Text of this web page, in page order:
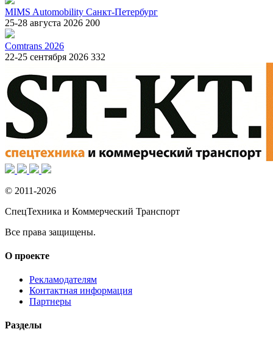
MIMS Automobility Санкт-Петербург
25-28 августа 2026 200
Comtrans 2026
22-25 сентября 2026 332
© 2011-2026
СпецТехника и Коммерческий Транспорт
Все права защищены.
О проекте
Рекламодателям
Контактная информация
Партнеры
Разделы